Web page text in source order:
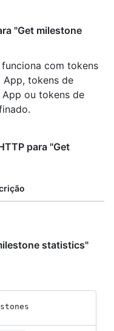
"Get milestone
com tokens
App, tokens de
ou tokens de
para "Get
statistics"